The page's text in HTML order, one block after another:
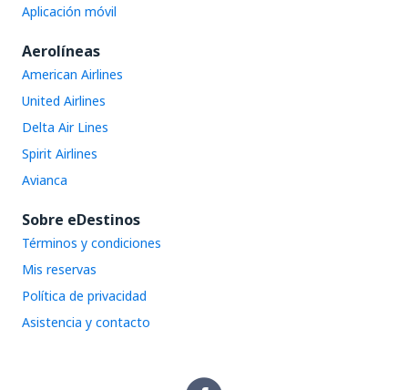
Aplicación móvil
Aerolíneas
American Airlines
United Airlines
Delta Air Lines
Spirit Airlines
Avianca
Sobre eDestinos
Términos y condiciones
Mis reservas
Política de privacidad
Asistencia y contacto